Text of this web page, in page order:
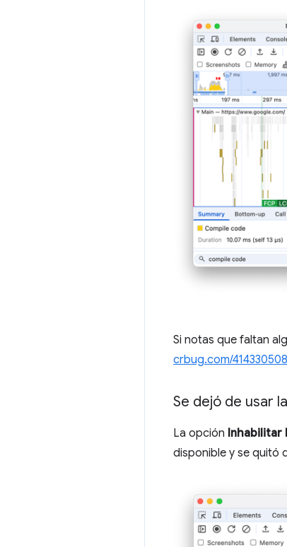
Si notas que faltan
crbug.com/414330508
Se dejó de usar
La opción Inhabilitar
disponible y se quitó